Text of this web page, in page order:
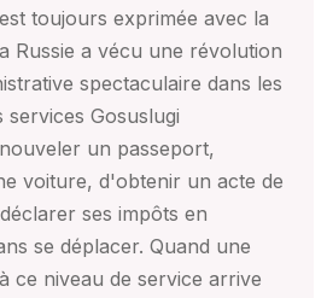
toujours exprimée avec la
Russie a vécu une révolution
spectaculaire dans les
services Gosuslugi
un passeport,
voiture, d'obtenir un acte de
ses impôts en
se déplacer. Quand une
ce niveau de service arrive